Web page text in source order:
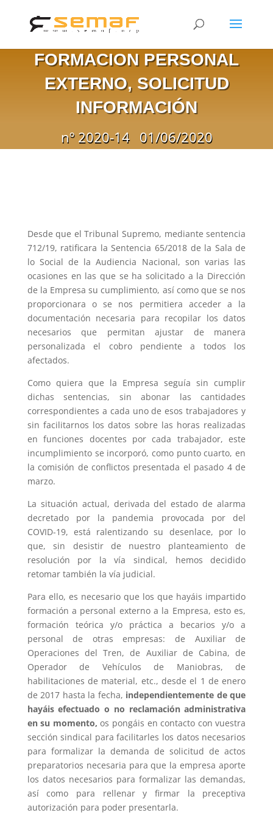
FORMACION PERSONAL
EXTERNO, SOLICITUD
INFORMACIÓN
nº 2020-14 01/06/2020
Desde que el Tribunal Supremo, mediante sentencia
712/19, ratificara la Sentencia 65/2018 de la Sala de
lo Social de la Audiencia Nacional, son varias las
ocasiones en las que se ha solicitado a la Dirección
de la Empresa su cumplimiento, así como que se nos
proporcionara o se nos permitiera acceder a la
documentación necesaria para recopilar los datos
necesarios que permitan ajustar de manera
personalizada el cobro pendiente a todos los
afectados.
Como quiera que la Empresa seguía sin cumplir
dichas sentencias, sin abonar las cantidades
correspondientes a cada uno de esos trabajadores y
sin facilitarnos los datos sobre las horas realizadas
en funciones docentes por cada trabajador, este
incumplimiento se incorporó, como punto cuarto, en
la comisión de conflictos presentada el pasado 4 de
marzo.
La situación actual, derivada del estado de alarma
decretado por la pandemia provocada por del
COVID-19, está ralentizando su desenlace, por lo
que, sin desistir de nuestro planteamiento de
resolución por la vía sindical, hemos decidido
retomar también la vía judicial.
Para ello, es necesario que los que hayáis impartido
formación a personal externo a la Empresa, esto es,
formación teórica y/o práctica a becarios y/o a
personal de otras empresas: de Auxiliar de
Operaciones del Tren, de Auxiliar de Cabina, de
Operador de Vehículos de Maniobras, de
habilitaciones de material, etc., desde el 1 de enero
de 2017 hasta la fecha, independientemente de que
hayáis efectuado o no reclamación administrativa
en su momento,os pongáis en contacto con vuestra
sección sindical para facilitarles los datos necesarios
para formalizar la demanda de solicitud de actos
preparatorios necesaria para que la empresa aporte
los datos necesarios para formalizar las demandas,
así como para rellenar y firmar la preceptiva
autorización para poder presentarla.